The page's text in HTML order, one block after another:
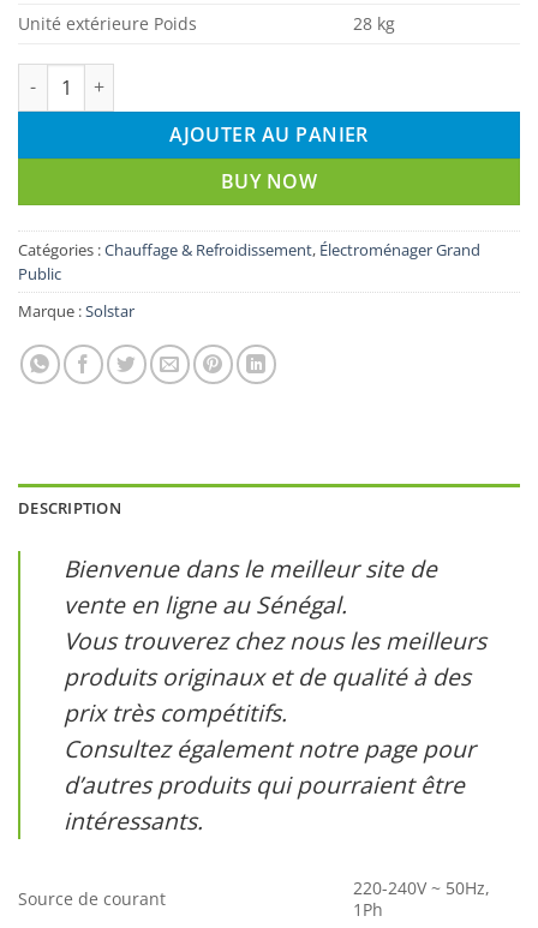
Unité extérieure Poids 28 kg
quantité de Climatiseur Solstar Inverter 1,5 CV - 12000 BTU
AJOUTER AU PANIER
BUY NOW
Catégories :Chauffage & Refroidissement, Électroménager Grand
Public
Marque :Solstar
DESCRIPTION
Bienvenue dans le meilleur site de
vente en ligne au Sénégal.
Vous trouverez chez nous les meilleurs
produits originaux et de qualité à des
prix très compétitifs.
Consultez également notre page pour
d’autres produits qui pourraient être
intéressants.
Source de courant
220-240V ~ 50Hz,
1Ph